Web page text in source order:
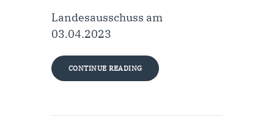
Landesausschuss am
03.04.2023
CONTINUE READING